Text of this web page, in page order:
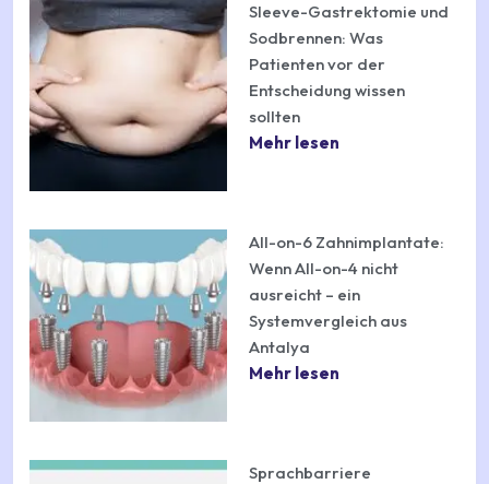
Sleeve-Gastrektomie und
Sodbrennen: Was
Patienten vor der
Entscheidung wissen
sollten
Mehr lesen
All-on-6 Zahnimplantate:
Wenn All-on-4 nicht
ausreicht – ein
Systemvergleich aus
Antalya
Mehr lesen
Sprachbarriere